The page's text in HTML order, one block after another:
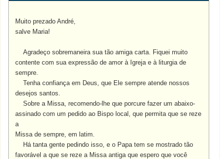
Muito prezado André,
salve Maria!
Agradeço sobremaneira sua tão amiga carta. Fiquei muito
contente com sua expressão de amor à Igreja e à liturgia de
sempre.
Tenha confiança em Deus, que Ele sempre atende nossos
desejos santos.
Sobre a Missa, recomendo-lhe que porcure fazer um abaixo-
assinado com um pedido ao Bispo local, que permita que se reze
a
Missa de sempre, em latim.
Há tanta gente pedindo isso, e o Papa tem se mostrado tão
favorável a que se reze a Missa antiga que espero que você